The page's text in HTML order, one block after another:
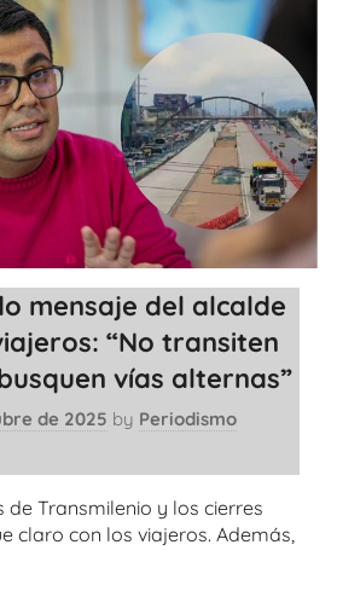
mensaje del alcalde
“No transiten
vías alternas”
de 2025 by Periodismo
Transmilenio y los cierres
claro con los viajeros. Además,